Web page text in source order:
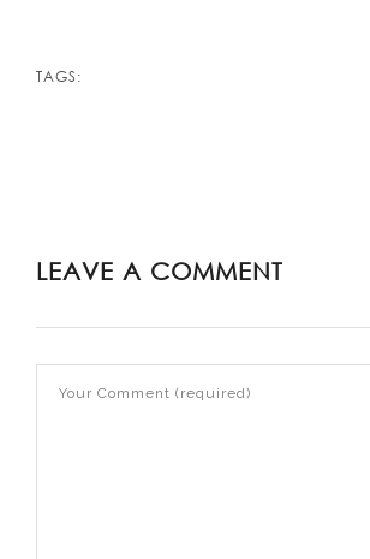
TAGS:
LEAVE A COMMENT